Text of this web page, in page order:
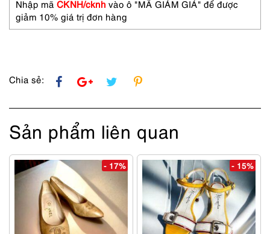
pumps-
Như
mới/Chưa
lượng
Nhập mã CKNH/cknh vào ô "MÃ GIẢM GIÁ" để được
giảm 10% giá trị đơn hàng
Chia sẻ:
Sản phẩm liên quan
- 17% - 15%